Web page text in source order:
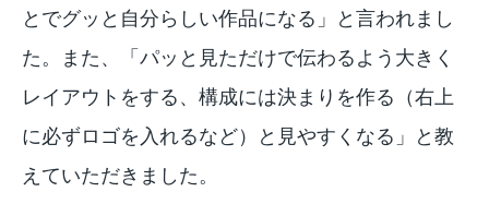
とでグッと自分らしい作品になる」と言われまし
た。また、「パッと見ただけで伝わるよう大きく
レイアウトをする、構成には決まりを作る（右上
に必ずロゴを入れるなど）と見やすくなる」と教
えていただきました。